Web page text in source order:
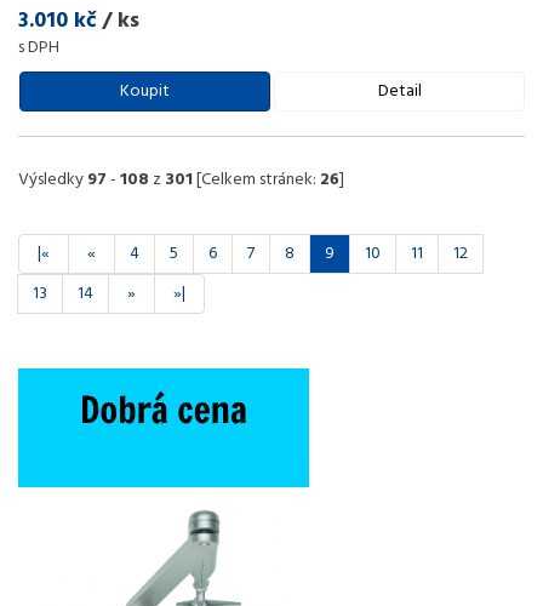
3.010 kč/ ks
s DPH
Koupit
Detail
Výsledky97-108 z301[Celkem stránek: 26]
|« « 4 5 6 7 8 9 10 11
12
13
14 » »|